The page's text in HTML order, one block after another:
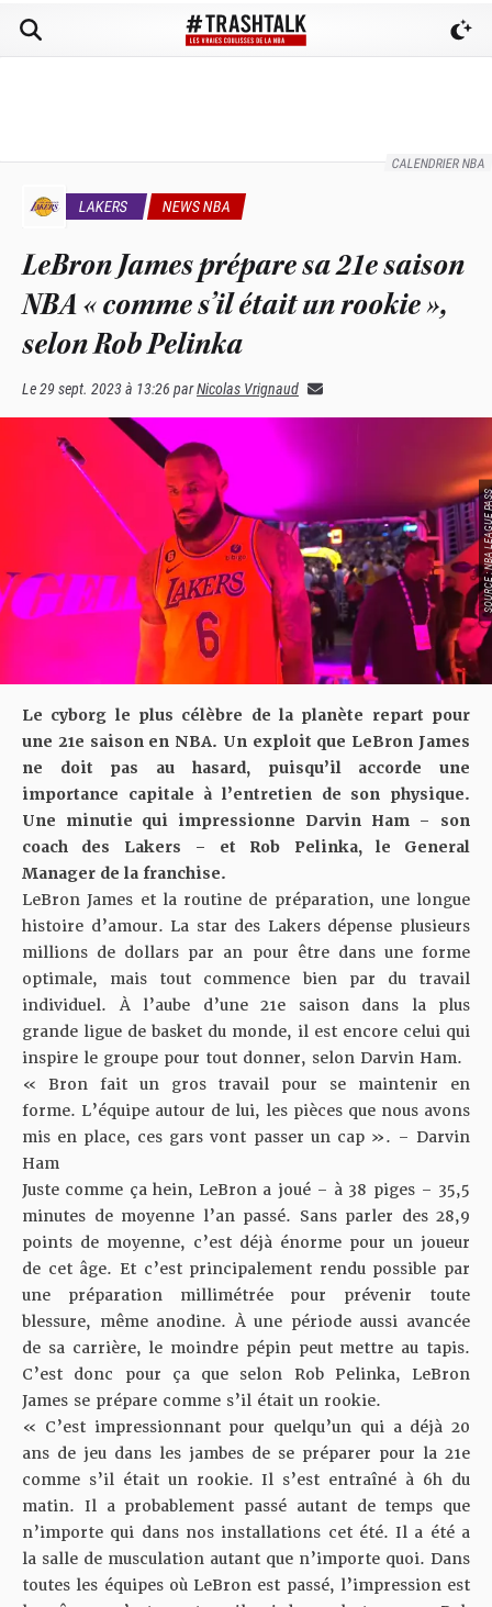
CALENDRIER NBA
LAKERS NEWS NBA
LeBron James prépare sa 21e saison
NBA « comme s’il était un rookie »,
selon Rob Pelinka
Le29 sept. 2023 à 13:26 parNicolas Vrignaud
SOURCE :
Le cyborg le plus célèbre de la planète repart pour
une 21e saison en NBA. Un exploit que LeBron James
ne doit pas au hasard, puisqu’il accorde une
importance capitale à l’entretien de son physique.
Une minutie qui impressionne Darvin Ham – son
coach des Lakers – et Rob Pelinka, le General
Manager de la franchise.
LeBron James et la routine de préparation, une longue
histoire d’amour. La star des Lakers dépense plusieurs
millions de dollars par an pour être dans une forme
optimale, mais tout commence bien par du travail
individuel. À l’aube d’une 21e saison dans la plus
grande ligue de basket du monde, il est encore celui qui
inspire le groupe pour tout donner, selon Darvin Ham.
« Bron fait un gros travail pour se maintenir en
forme. L’équipe autour de lui, les pièces que nous avons
mis en place, ces gars vont passer un cap ». – Darvin
Ham
Juste comme ça hein, LeBron a joué – à 38 piges – 35,5
minutes de moyenne l’an passé. Sans parler des 28,9
points de moyenne, c’est déjà énorme pour un joueur
de cet âge. Et c’est principalement rendu possible par
une préparation millimétrée pour prévenir toute
blessure, même anodine. À une période aussi avancée
de sa carrière, le moindre pépin peut mettre au tapis.
C’est donc pour ça que selon Rob Pelinka, LeBron
James se prépare comme s’il était un rookie.
« C’est impressionnant pour quelqu’un qui a déjà 20
ans de jeu dans les jambes de se préparer pour la 21e
comme s’il était un rookie. Il s’est entraîné à 6h du
matin. Il a probablement passé autant de temps que
n’importe qui dans nos installations cet été. Il a été a
la salle de musculation autant que n’importe quoi. Dans
toutes les équipes où LeBron est passé, l’impression est